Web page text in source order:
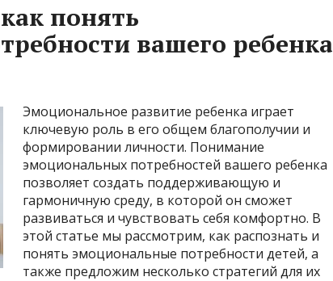
понять
вашего ребенка
Эмоциональное развитие ребенка играет
ключевую роль в его общем благополучии и
формировании личности. Понимание
эмоциональных потребностей вашего ребенка
позволяет создать поддерживающую и
гармоничную среду, в которой он сможет
развиваться и чувствовать себя комфортно. В
этой статье мы рассмотрим, как распознать и
понять эмоциональные потребности детей, а
также предложим несколько стратегий для их